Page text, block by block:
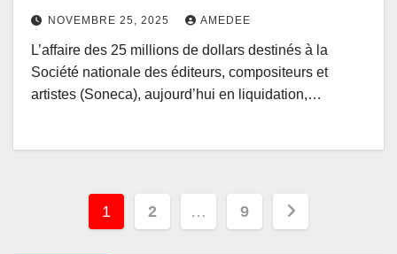
NOVEMBRE 25, 2025 AMEDEE
L’affaire des 25 millions de dollars destinés à la
Société nationale des éditeurs, compositeurs et
artistes (Soneca), aujourd’hui en liquidation,…
Pagination
1 2 … 9